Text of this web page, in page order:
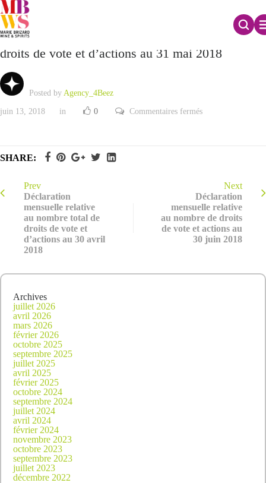
Déclaration mensuelle relative au nombre total de
droits de vote et d’actions au 31 mai 2018
Posted by Agency_4Beez
juin 13, 2018 in 0 Commentaires ferméssur
vote
et
d’actions
au
31
mai
2018
SHARE:
Prev
Déclaration
mensuelle relative
au nombre total de
droits de vote et
d’actions au 30 avril
2018
Next
Déclaration
mensuelle relative
au nombre de droits
de vote et actions au
30 juin 2018
Archives
juillet 2026
avril 2026
mars 2026
février 2026
octobre 2025
septembre 2025
juillet 2025
avril 2025
février 2025
octobre 2024
septembre 2024
juillet 2024
avril 2024
février 2024
novembre 2023
octobre 2023
septembre 2023
juillet 2023
décembre 2022